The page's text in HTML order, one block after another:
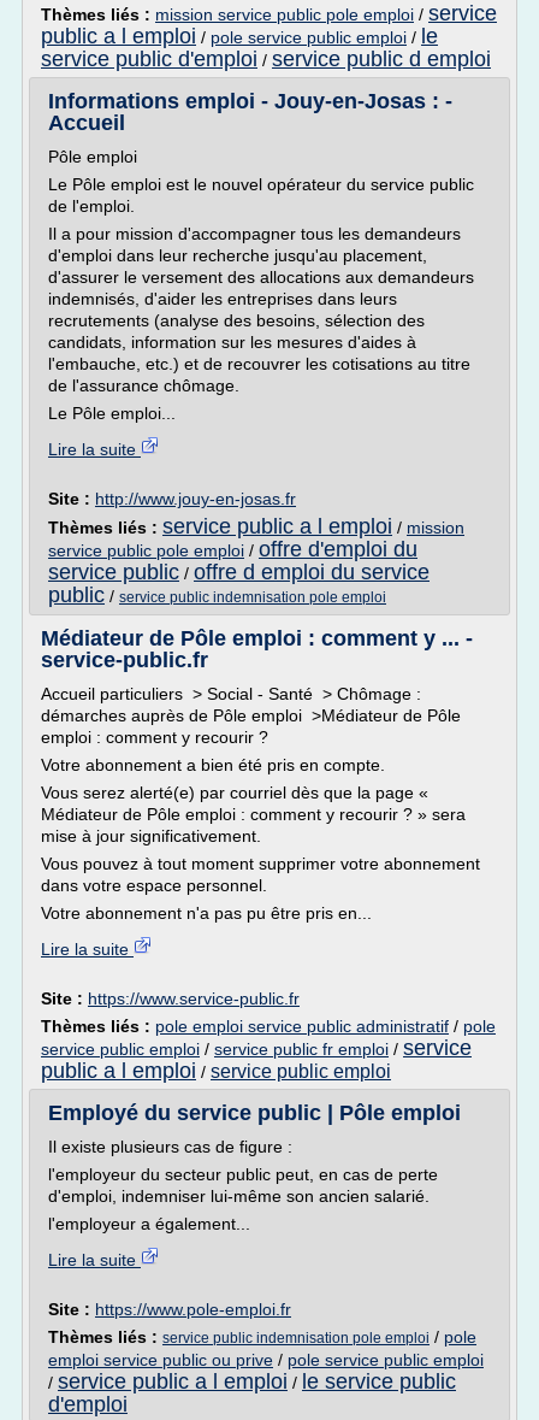
Thèmes liés : mission service public pole emploi / service
public a l emploi / pole service public emploi / le
service public d'emploi / service public d emploi
Informations emploi - Jouy-en-Josas : -
Accueil
Pôle emploi
Le Pôle emploi est le nouvel opérateur du service public
de l'emploi.
Il a pour mission d'accompagner tous les demandeurs
d'emploi dans leur recherche jusqu'au placement,
d'assurer le versement des allocations aux demandeurs
indemnisés, d'aider les entreprises dans leurs
recrutements (analyse des besoins, sélection des
candidats, information sur les mesures d'aides à
l'embauche, etc.) et de recouvrer les cotisations au titre
de l'assurance chômage.
Le Pôle emploi...
Lire la suite
Site : http://www.jouy-en-josas.fr
Thèmes liés : service public a l emploi / mission
service public pole emploi / offre d'emploi du
service public / offre d emploi du service
public / service public indemnisation pole emploi
Médiateur de Pôle emploi : comment y ... -
service-public.fr
Accueil particuliers > Social - Santé > Chômage :
démarches auprès de Pôle emploi >Médiateur de Pôle
emploi : comment y recourir ?
Votre abonnement a bien été pris en compte.
Vous serez alerté(e) par courriel dès que la page «
Médiateur de Pôle emploi : comment y recourir ? » sera
mise à jour significativement.
Vous pouvez à tout moment supprimer votre abonnement
dans votre espace personnel.
Votre abonnement n'a pas pu être pris en...
Lire la suite
Site : https://www.service-public.fr
Thèmes liés : pole emploi service public administratif / pole
service public emploi / service public fr emploi / service
public a l emploi / service public emploi
Employé du service public | Pôle emploi
Il existe plusieurs cas de figure :
l'employeur du secteur public peut, en cas de perte
d'emploi, indemniser lui-même son ancien salarié.
l'employeur a également...
Lire la suite
Site : https://www.pole-emploi.fr
Thèmes liés : service public indemnisation pole emploi / pole
emploi service public ou prive / pole service public emploi
/ service public a l emploi / le service public
d'emploi